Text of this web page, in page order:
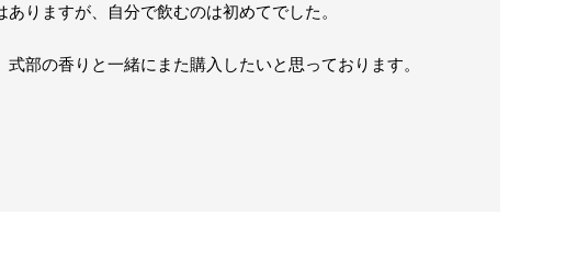
りますが、自分で飲むのは初めてでした。
部の香りと一緒にまた購入したいと思っております。